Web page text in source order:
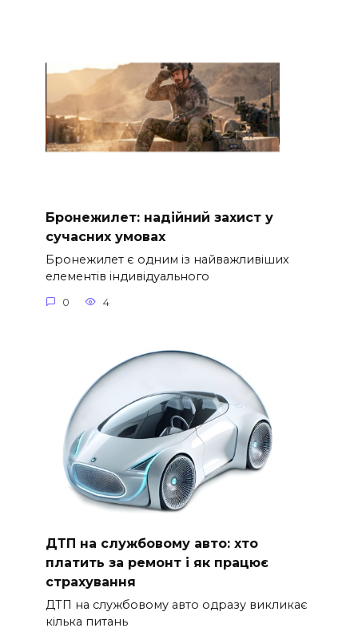
Бронежилет: надійний захист у
сучасних умовах
Бронежилет є одним із найважливіших
елементів індивідуального
0 4
ДТП на службовому авто: хто
платить за ремонт і як працює
страхування
ДТП на службовому авто одразу викликає
кілька питань